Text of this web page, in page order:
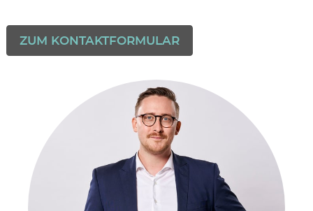
ZUM KONTAKTFORMULAR